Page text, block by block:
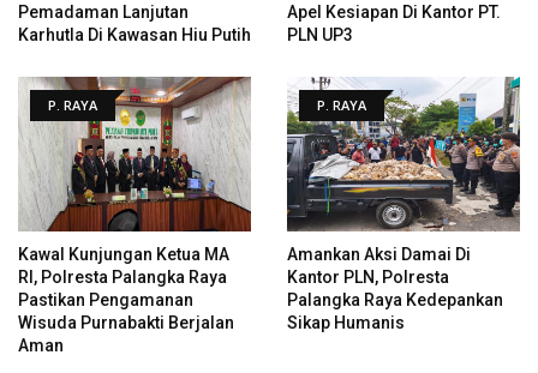
Pemadaman Lanjutan
Karhutla Di Kawasan Hiu Putih
Apel Kesiapan Di Kantor PT.
PLN UP3
P. RAYA
Kawal Kunjungan Ketua MA
RI, Polresta Palangka Raya
Pastikan Pengamanan
Wisuda Purnabakti Berjalan
Aman
P. RAYA
Amankan Aksi Damai Di
Kantor PLN, Polresta
Palangka Raya Kedepankan
Sikap Humanis